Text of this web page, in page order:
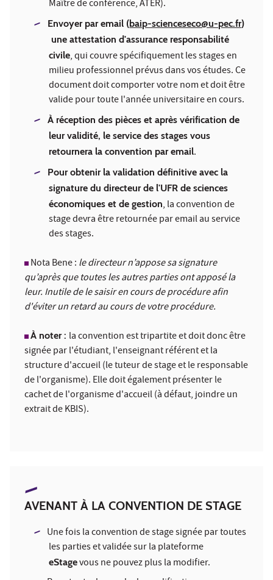
Maître de conférence, ATER).
Envoyer par email (baip-scienceseco@u-pec.fr)
une attestation d'assurance responsabilité
civile, qui couvre spécifiquement les stages en
milieu professionnel prévus dans vos études. Ce
document doit comporter votre nom et doit être
valide pour toute l'année universitaire en cours.
À réception des pièces et après vérification de
leur validité, le service des stages vous
retournera la convention par email.
Pour obtenir la validation définitive avec la
signature du directeur de l'UFR de sciences
économiques et de gestion, la convention de
stage devra être retournée par email au service
des stages.
Nota Bene: le directeur n’appose sa signature
qu’après que toutes les autres parties ont apposé la
leur. Inutile de le saisir en cours de procédure afin
d'éviter un retard au cours de votre procédure.
À noter : la convention est tripartite et doit donc être
signée par l'étudiant, l'enseignant référent et la
structure d'accueil (le tuteur de stage et le responsable
de l'organisme). Elle doit également présenter le
cachet de l'organisme d'accueil (à défaut, joindre un
extrait de KBIS).
AVENANT À LA CONVENTION DE STAGE
Une fois la convention de stage signée par toutes
les parties et validée sur la plateforme
eStagevous ne pouvez plus la modifier.